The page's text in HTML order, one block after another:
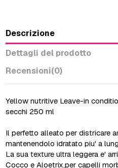
Descrizione
Dettagli del prodotto
Recensioni(0)
Yellow nutritive Leave-in
secchi 250 ml
Il perfetto alleato per districare
mantenendolo idratato piu' a
La sua texture ultra leggera e'
Cocco e Aloetrix,per capelli